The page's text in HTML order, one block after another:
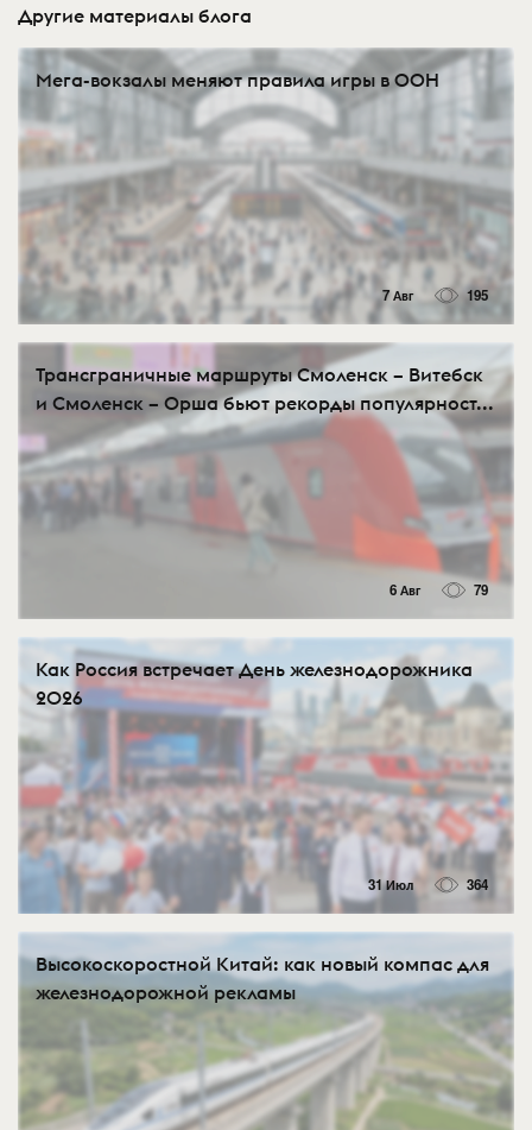
Другие материалы блога
Мега-вокзалы меняют правила игры в OOH
7 Авг 195
Трансграничные маршруты Смоленск – Витебск
и Смоленск – Орша бьют рекорды популярност...
6 Авг 79
Как Россия встречает День железнодорожника
2026
31 Июл 364
Высокоскоростной Китай: как новый компас для
железнодорожной рекламы